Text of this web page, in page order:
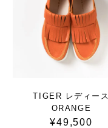
TIGER レディース
ORANGE
¥49,500